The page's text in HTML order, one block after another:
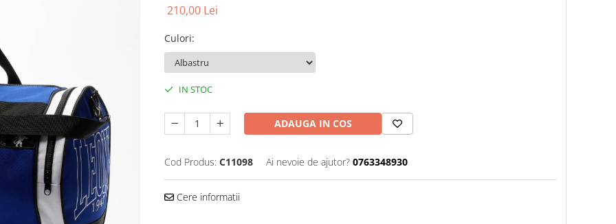
210,00 Lei
Culori:
IN STOC
ADAUGA IN COS
Cod Produs: C11098 Ai nevoie de ajutor? 0763348930
Cere informatii